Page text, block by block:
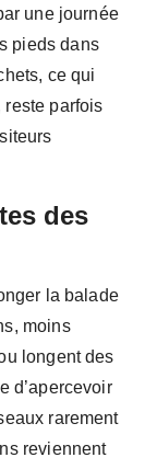
une journée
pieds dans
ce qui
reste parfois
des
la balade
moins
longent des
d’apercevoir
rarement
reviennent